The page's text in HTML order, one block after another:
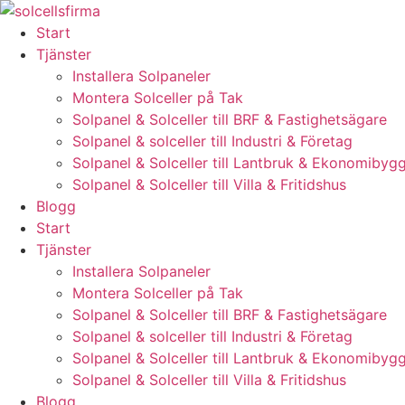
Skip
content
Start
Tjänster
Installera Solpaneler
Montera Solceller på Tak
Solpanel & Solceller till BRF & Fastighetsägare
Solpanel & solceller till Industri & Företag
Solpanel & Solceller till Lantbruk &
Solpanel & Solceller till Villa & Fritidshus
Blogg
Start
Tjänster
Installera Solpaneler
Montera Solceller på Tak
Solpanel & Solceller till BRF & Fastighetsägare
Solpanel & solceller till Industri & Företag
Solpanel & Solceller till Lantbruk &
Solpanel & Solceller till Villa & Fritidshus
Blogg